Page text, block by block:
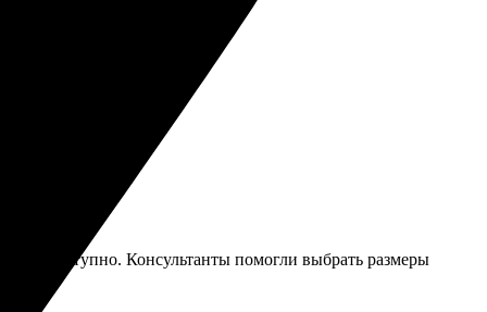
упаковка надежная!
все доступно. Консультанты помогли выбрать размеры